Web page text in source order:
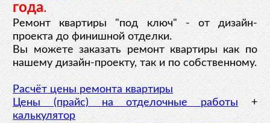
года.
Ремонт квартиры "под ключ" - от дизайн-
проекта до финишной отделки.
Вы можете заказать ремонт квартиры как по
нашему дизайн-проекту, так и по собственному.
Расчёт цены ремонта квартиры
Цены (прайс) на отделочные работы +
калькулятор